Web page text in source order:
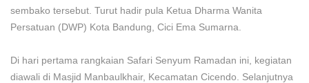
sembako tersebut. Turut hadir pula Ketua Dharma Wanita
Persatuan (DWP) Kota Bandung, Cici Ema Sumarna.
Di hari pertama rangkaian Safari Senyum Ramadan ini, kegiatan
diawali di Masjid Manbaulkhair, Kecamatan Cicendo. Selanjutnya